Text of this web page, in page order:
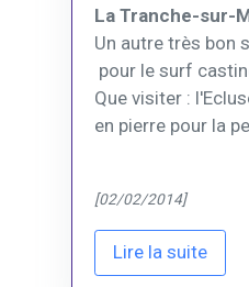
La Tranche-sur-
Un autre très bon
pour le surf
Que visiter :
en pierre pour la
[02/02/2014]
Lire la suite